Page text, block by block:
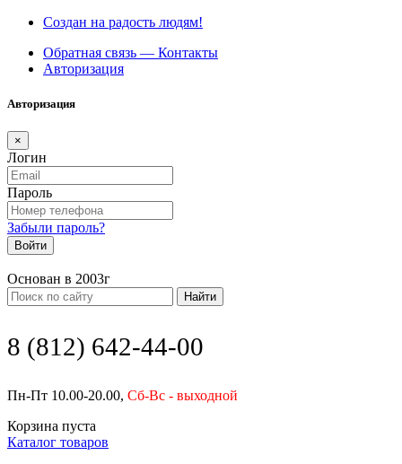
Создан на радость людям!
Обратная связь — Контакты
Авторизация
Авторизация
×
Логин
Пароль
Забыли пароль?
Войти
Основан в 2003г
Найти
8 (812) 642-44-00
Пн-Пт 10.00-20.00, Сб-Вс - выходной
Корзина пуста
Каталог товаров